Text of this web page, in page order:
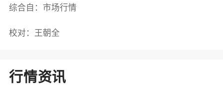
综合自：市场行情
校对：王朝全
行情资讯